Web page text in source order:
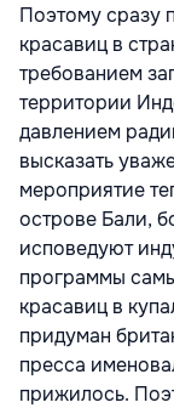
Поэтому сразу
красавиц в
требованием
территории
давлением
высказать
мероприятие
острове Бали,
исповедуют
программы
красавиц в
придуман
пресса
прижилось.